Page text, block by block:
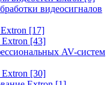
видеосигналов
[17]
[43]
AV-систем
[30]